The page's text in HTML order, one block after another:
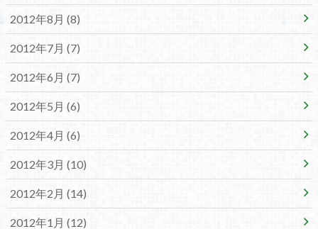
2012年8月 (8)
2012年7月 (7)
2012年6月 (7)
2012年5月 (6)
2012年4月 (6)
2012年3月 (10)
2012年2月 (14)
2012年1月 (12)